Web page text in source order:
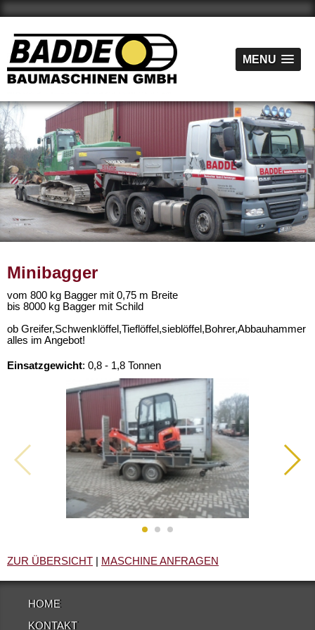
MENU
MENU
Minibagger
vom 800 kg Bagger mit 0,75 m Breite
bis 8000 kg Bagger mit Schild
ob Greifer,Schwenklöffel,Tieflöffel,sieblöffel,Bohrer,Abbauhammer
alles im Angebot!
Einsatzgewicht: 0,8 - 1,8 Tonnen
ZUR ÜBERSICHT MASCHINE ANFRAGEN
HOME
KONTAKT